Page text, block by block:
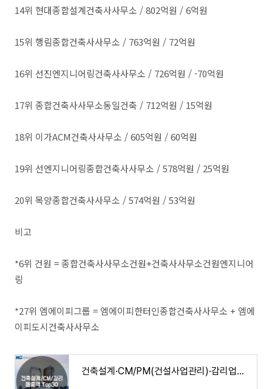
14위 현대종합설계건축사사무소 / 802억원 / 6억원
15위 행림종합건축사사무소 / 763억원 / 72억원
16위 선진엔지니어링건축사사무소 / 726억원 / -70억원
17위 종합건축사사무소동일건축 / 712억원 / 15억원
18위 이가ACM건축사사무소 / 605억원 / 60억원
19위 선엔지니어링종합건축사사무소 / 578억원 / 25억원
20위 목양종합건축사사무소 / 574억원 / 53억원
비고
*6위 건원 = 종합건축사사무소건원+건축사사무소건원엔지니어
링
*27위 엠에이피그룹 = 엠에이피한터인종합건축사사무소 + 엠에
이피도시건축사사무소
건축설계·CM/PM(건설사업관리)·감리업계 매출액 순위 톱30 (2021)